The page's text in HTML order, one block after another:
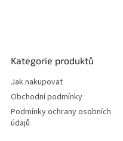
Kategorie produktů
Jak nakupovat
Obchodní podmínky
Podmínky ochrany osobních
údajů